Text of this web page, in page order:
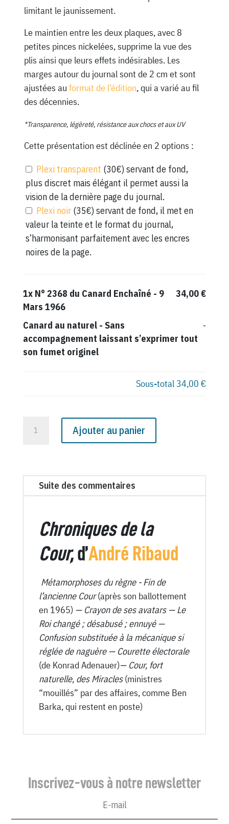
limitant le jaunissement.
Le maintien entre les deux plaques, avec 8
petites pinces nickelées, supprime la vue des
plis ainsi que leurs effets indésirables. Les
marges autour du journal sont de 2 cm et sont
ajustées au format de l’édition, qui a varié au fil
des décennies.
*Transparence, légèreté, résistance aux chocs et aux UV
Cette présentation est déclinée en 2 options :
Plexi transparent (30€) servant de fond,
plus discret mais élégant il permet aussi la
vision de la dernière page du journal.
Plexi noir (35€) servant de fond, il met en
valeur la teinte et le format du journal,
s’harmonisant parfaitement avec les encres
noires de la page.
1x N° 2368 du Canard Enchaîné - 9
Mars 1966
34,00 €
Canard au naturel- Sans
accompagnement laissant s’exprimer tout
son fumet originel
-
Sous-total34,00 €
du
Canard
1966
Ajouter au panier
Suite des commentaires
Chroniques de la
Cour, d’André Ribaud
Métamorphoses du règne - Fin de
l’ancienne Cour(après son ballottement
en 1965) — Crayon de ses avatars — Le
Roi changé ; désabusé ; ennuyé —
Confusion substituée à la mécanique si
réglée de naguère — Courette électorale
(de Konrad Adenauer)— Cour, fort
naturelle, des Miracles(ministres
“mouillés” par des affaires, comme Ben
Barka, qui restent en poste)
Inscrivez-vous à notre newsletter